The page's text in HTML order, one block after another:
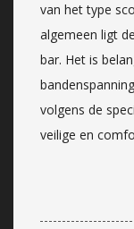
van het type
algemeen ligt
bar. Het is
volgens de
veilige en